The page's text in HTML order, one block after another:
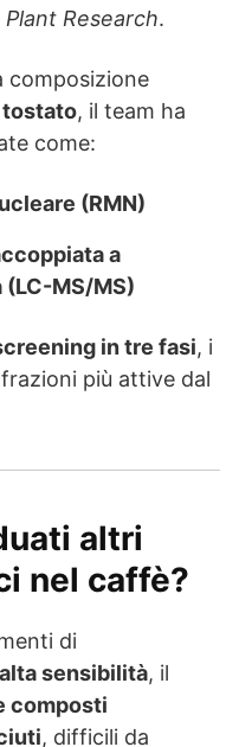
Research.
composizione
tostato, il team ha
come:
(RMN)
a
MS/MS)
in tre fasi, i
più attive dal
altri
nel caffè?
di
sensibilità, il
composti
, difficili da